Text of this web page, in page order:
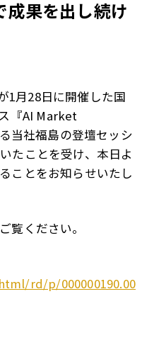
成果を出し続け
1月28日に開催した国
『AI Market
当社福島の登壇セッシ
たことを受け、本日よ
ことをお知らせいたし
覧ください。
rd/p/000000190.00